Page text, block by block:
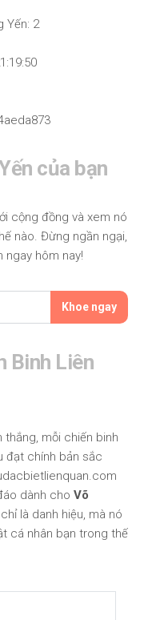
Yến: 2
của bạn
cộng đồng và xem nó
nào. Đừng ngần ngại,
ngay hôm nay!
Khoe ngay
Binh Liên
thắng, mỗi chiến binh
đạt chính bản sắc
dành cho Võ
là danh hiệu, mà nó
cá nhân bạn trong thế